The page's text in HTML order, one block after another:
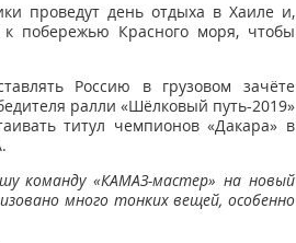
проведут день отдыха в Хаиле и,
к побережью Красного моря, чтобы
Россию в грузовом зачёте
ралли «Шёлковый путь-2019»
титул чемпионов «Дакара» в
команду «КАМАЗ-мастер» на новый
много тонких вещей, особенно